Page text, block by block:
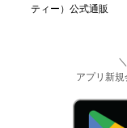
アプリ新